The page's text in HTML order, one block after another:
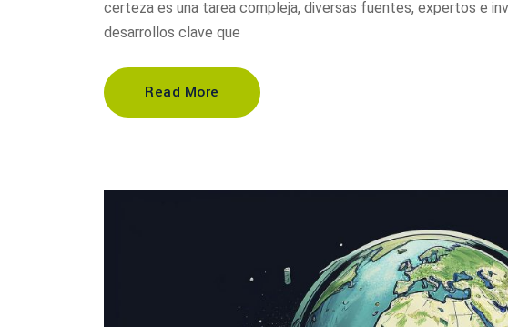
certeza es una tarea compleja, diversas fuentes, expertos e
desarrollos clave que
Read More